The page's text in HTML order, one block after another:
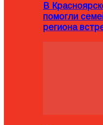
В
помогли
региона